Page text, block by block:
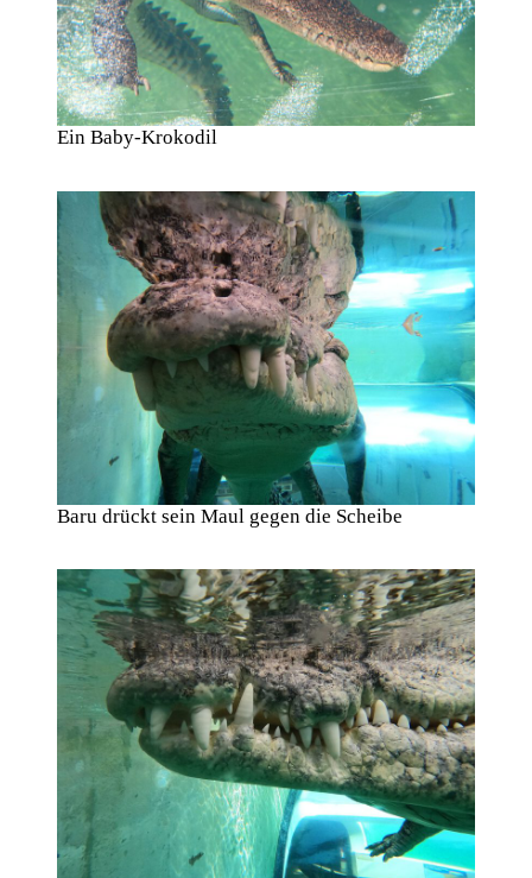
Ein Baby-Krokodil
Baru drückt sein Maul gegen die Scheibe